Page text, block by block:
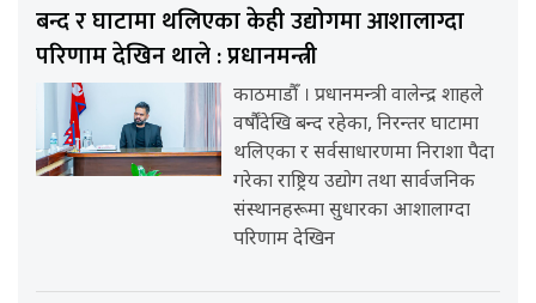
बन्द र घाटामा थलिएका केही उद्योगमा आशालाग्दा
परिणाम देखिन थाले : प्रधानमन्त्री
काठमाडौँ । प्रधानमन्त्री वालेन्द्र शाहले
वर्षौंदेखि बन्द रहेका, निरन्तर घाटामा
थलिएका र सर्वसाधारणमा निराशा पैदा
गरेका राष्ट्रिय उद्योग तथा सार्वजनिक
संस्थानहरूमा सुधारका आशालाग्दा
परिणाम देखिन